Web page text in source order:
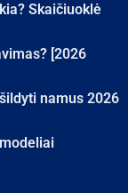
Skaičiuoklė
[2026
namus 2026